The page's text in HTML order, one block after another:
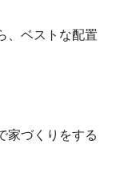
、ベストな配置
家づくりをする